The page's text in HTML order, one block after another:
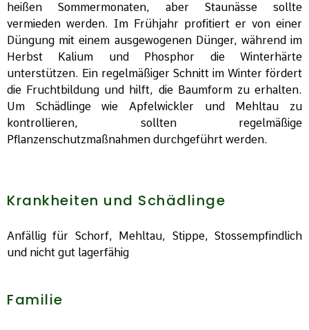
heißen Sommermonaten, aber Staunässe sollte
vermieden werden. Im Frühjahr profitiert er von einer
Düngung mit einem ausgewogenen Dünger, während im
Herbst Kalium und Phosphor die Winterhärte
unterstützen. Ein regelmäßiger Schnitt im Winter fördert
die Fruchtbildung und hilft, die Baumform zu erhalten.
Um Schädlinge wie Apfelwickler und Mehltau zu
kontrollieren, sollten regelmäßige
Pflanzenschutzmaßnahmen durchgeführt werden.
Krankheiten und Schädlinge
Anfällig für Schorf, Mehltau, Stippe, Stossempfindlich
und nicht gut lagerfähig
Familie